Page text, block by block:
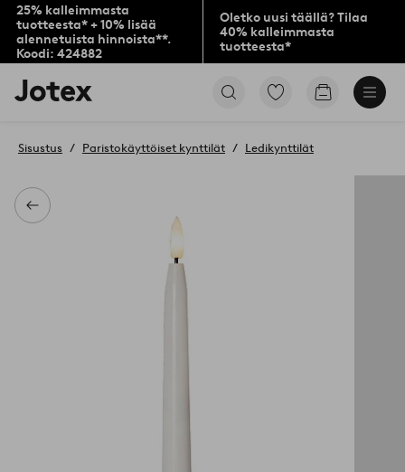
25% kalleimmasta
tuotteesta* + 10% lisää
alennetuista hinnoista**.
Koodi: 424882
Oletko uusi täällä? Tilaa
40% kalleimmasta
tuotteesta*
Jotex-
logo
aloitussivulle
Siirry
Siirry
Takaisin
Sisustus Paristokäyttöiset kynttilät Ledikynttilät